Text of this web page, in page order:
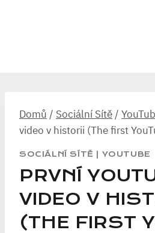
Domů / Sociální Sítě /
video v historii (The first
SOCIÁLNÍ SÍTĚ YOUTUBE
PRVNÍ
VIDEO V
(THE FIRST